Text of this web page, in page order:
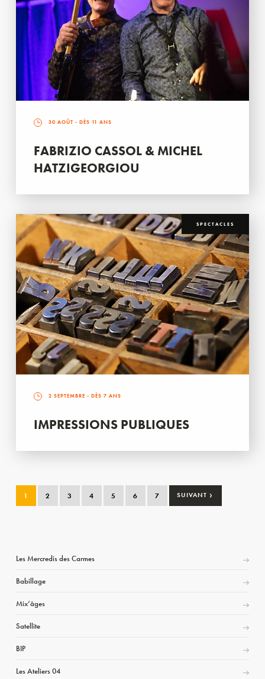
30 AOÛT - DÈS 11 ANS
FABRIZIO CASSOL & MICHEL
HATZIGEORGIOU
SPECTACLES
2 SEPTEMBRE - DÈS 7 ANS
IMPRESSIONS PUBLIQUES
1 2 3 4 5 6 7 SUIVANT ›
Les Mercredis des Carmes
Babillage
Mix’âges
Satellite
BIP
Les Ateliers 04